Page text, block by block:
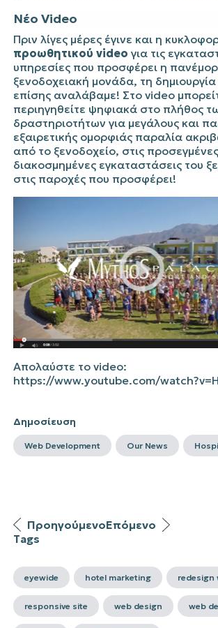
Νέο Video
Πριν λίγες μέρες έγινε και η
προωθητικού video για τις
υπηρεσίες που προσφέρει η
ξενοδοχειακή μονάδα, τη
επίσης αναλάβαμε! Στο video
περιηγηθείτε ψηφιακά στο πλήθος
δραστηριοτήτων για μεγάλους και
εξαιρετικής ομορφιάς παραλία
από το ξενοδοχείο, στις
διακοσμημένες εγκαταστάσεις του
στις παροχές που προσφέρει!
Απολαύστε το video:
https://www.youtube.com/
Δημοσίευση
Web Development Our News
ΠροηγούμενοΕπόμενο
Tags
eyewide hotel marketing redesign
responsive site web design web